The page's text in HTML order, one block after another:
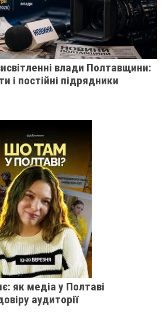
влади Полтавщини:
і постійні підрядники
як медіа у Полтаві
аудиторії